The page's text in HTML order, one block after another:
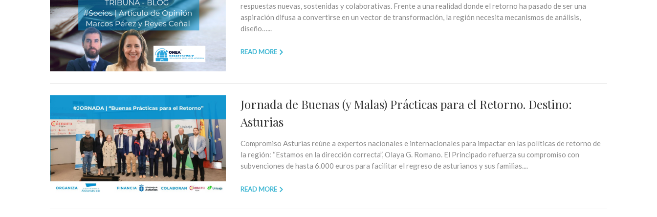
respuestas nuevas, sostenidas y colaborativas. Frente a una realidad donde el retorno ha pasado de ser una
aspiración difusa a convertirse en un vector de transformación, la región necesita mecanismos de análisis,
diseño…...
READ MORE
Jornada de Buenas (y Malas) Prácticas para el Retorno. Destino:
Asturias
Compromiso Asturias reúne a expertos nacionales e internacionales para impactar en las políticas de retorno de
la región: “Estamos en la dirección correcta”, Olaya G. Romano. El Principado refuerza su compromiso con
subvenciones de hasta 6.000 euros para facilitar el regreso de asturianos y sus familias....
READ MORE